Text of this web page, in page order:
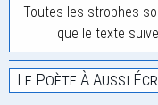
Toutes les strophes
que le texte
Le Poète À Aussi